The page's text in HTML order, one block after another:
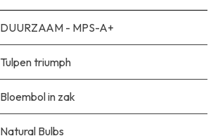
DUURZAAM - MPS-A+
Tulpen triumph
Bloembol in zak
Natural Bulbs